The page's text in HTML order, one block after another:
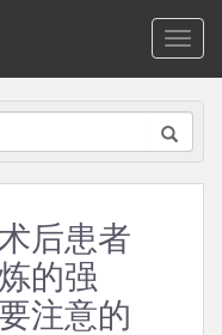
后患者
的强
注意的